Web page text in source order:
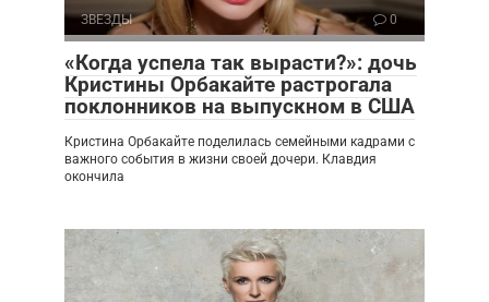
ЗВЕЗДЫ 0
«Когда успела так вырасти?»: дочь
Кристины Орбакайте растрогала
поклонников на выпускном в США
Кристина Орбакайте поделилась семейными кадрами с
важного события в жизни своей дочери. Клавдия
окончила